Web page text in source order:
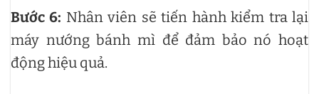
Bước 6: Nhân viên sẽ tiến hành kiểm tra lại
máy nướng bánh mì để đảm bảo nó hoạt
động hiệu quả.